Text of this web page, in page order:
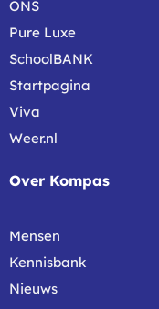
ONS
Pure Luxe
SchoolBANK
Startpagina
Viva
Weer.nl
Over Kompas
Mensen
Kennisbank
Nieuws